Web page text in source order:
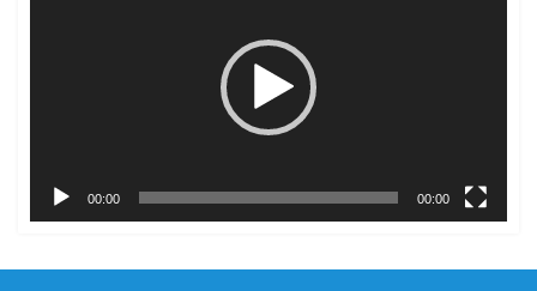
00:00 00:00